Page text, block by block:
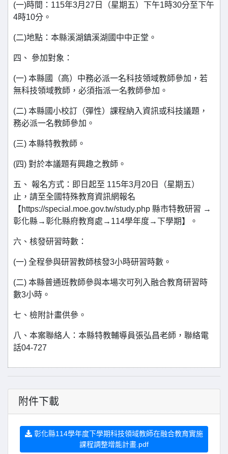
(一)時間：115年3月27日（星期五）下午1時30分至下午
4時10分。
(二)地點：本縣溪湖鎮溪湖國中中正堂。
四、 參加對象：
(一) 本縣國（高）中務必派一名科技領域教師參加，若
無科技領域教師，必須指派一名教師參加。
(二) 本縣國小校訂（彈性）課程納入資訊或科技議題，
務必派一名教師參加。
(三) 本縣特教教師。
(四) 對於本議題有興趣之教師。
五、 報名方式：即日起至 115年3月20日（星期五）
止，請至全國特殊教育資訊網報名
【https://special.moe.gov.tw/study.php 縣市特教研習 →
彰化縣→彰化縣府教育處→114學年度→下學期】。
六、核發研習時數：
(一) 全程參與研習教師核發3小時研習時數。
(二) 本縣普通班教師參與本場次可列入融合教育研習時
數3小時。
七、檢附計畫供參。
八、本案聯絡人：本縣特教輔導員張弘昌老師，聯絡電
話04-727
附件下載
彰化縣114學年度下學期科技領域教師在融合教育實施
課程調整增能計畫.pdf